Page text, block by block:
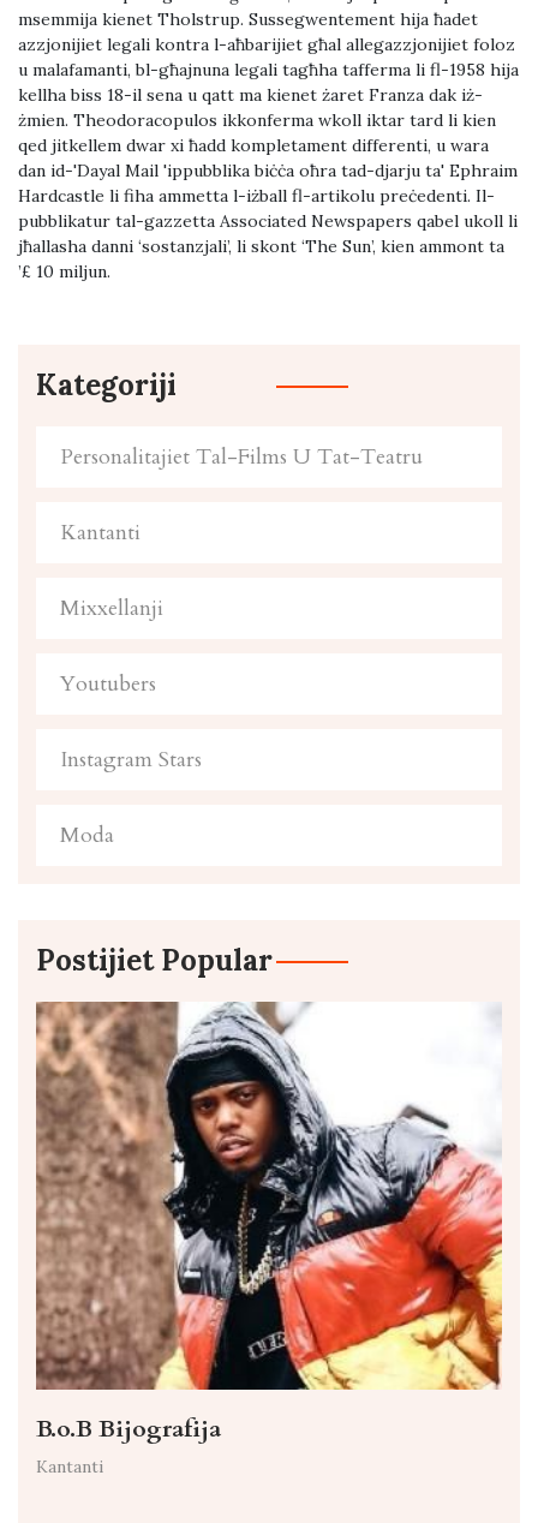
msemmija kienet Tholstrup. Sussegwentement hija ħadet
azzjonijiet legali kontra l-aħbarijiet għal allegazzjonijiet foloz
u malafamanti, bl-għajnuna legali tagħha tafferma li fl-1958 hija
kellha biss 18-il sena u qatt ma kienet żaret Franza dak iż-
żmien. Theodoracopulos ikkonferma wkoll iktar tard li kien
qed jitkellem dwar xi ħadd kompletament differenti, u wara
dan id-'Dayal Mail 'ippubblika biċċa oħra tad-djarju ta' Ephraim
Hardcastle li fiha ammetta l-iżball fl-artikolu preċedenti. Il-
pubblikatur tal-gazzetta Associated Newspapers qabel ukoll li
jħallasha danni ‘sostanzjali’, li skont ‘The Sun’, kien ammont ta
’£ 10 miljun.
Kategoriji
Personalitajiet Tal-Films U Tat-Teatru
Kantanti
Mixxellanji
Youtubers
Instagram Stars
Moda
Postijiet Popular
B.o.B Bijografija
Kantanti